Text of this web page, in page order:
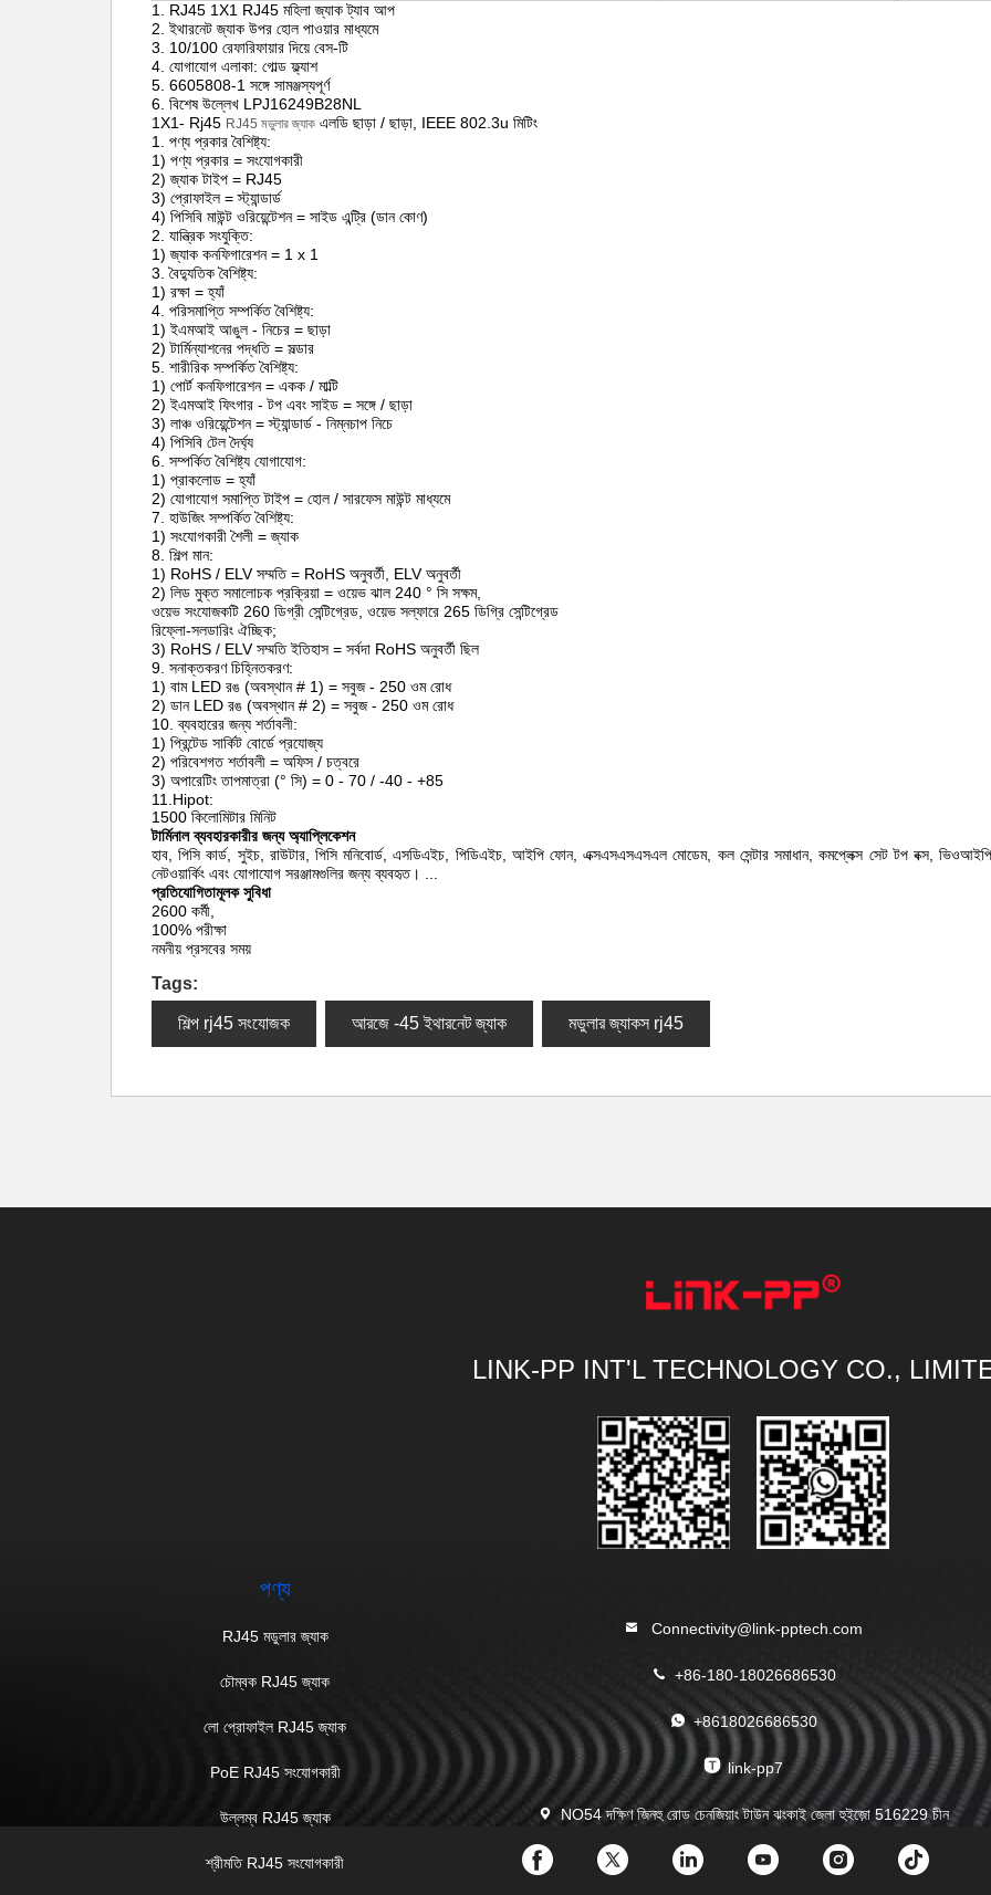
1. RJ45 1X1 RJ45 মহিলা জ্যাক ট্যাব আপ
2. ইথারনেট জ্যাক উপর হোল পাওয়ার মাধ্যমে
3. 10/100 রেফারিফায়ার দিয়ে বেস-টি
4. যোগাযোগ এলাকা: গোল্ড ফ্ল্যাশ
5. 6605808-1 সঙ্গে সামঞ্জস্যপূর্ণ
6. বিশেষ উল্লেখ LPJ16249B28NL
1X1- Rj45 RJ45 মডুলার জ্যাক এলডি ছাড়া / ছাড়া, IEEE 802.3u মিটিং
1. পণ্য প্রকার বৈশিষ্ট্য:
1) পণ্য প্রকার = সংযোগকারী
2) জ্যাক টাইপ = RJ45
3) প্রোফাইল = স্ট্যান্ডার্ড
4) পিসিবি মাউন্ট ওরিয়েন্টেশন = সাইড এন্ট্রি (ডান কোণ)
2. যান্ত্রিক সংযুক্তি:
1) জ্যাক কনফিগারেশন = 1 x 1
3. বৈদ্যুতিক বৈশিষ্ট্য:
1) রক্ষা = হ্যাঁ
4. পরিসমাপ্তি সম্পর্কিত বৈশিষ্ট্য:
1) ইএমআই আঙুল - নিচের = ছাড়া
2) টার্মিন্যাশনের পদ্ধতি = সল্ডার
5. শারীরিক সম্পর্কিত বৈশিষ্ট্য:
1) পোর্ট কনফিগারেশন = একক / মাল্টি
2) ইএমআই ফিংগার - টপ এবং সাইড = সঙ্গে / ছাড়া
3) লাঞ্চ ওরিয়েন্টেশন = স্ট্যান্ডার্ড - নিম্নচাপ নিচে
4) পিসিবি টেল দৈর্ঘ্য
6. সম্পর্কিত বৈশিষ্ট্য যোগাযোগ:
1) প্রাকলোড = হ্যাঁ
2) যোগাযোগ সমাপ্তি টাইপ = হোল / সারফেস মাউন্ট মাধ্যমে
7. হাউজিং সম্পর্কিত বৈশিষ্ট্য:
1) সংযোগকারী শৈলী = জ্যাক
8. শিল্প মান:
1) RoHS / ELV সম্মতি = RoHS অনুবর্তী, ELV অনুবর্তী
2) লিড মুক্ত সমালোচক প্রক্রিয়া = ওয়েভ ঝাল 240 ° সি সক্ষম,
ওয়েভ সংযোজকটি 260 ডিগ্রী সেন্টিগ্রেড, ওয়েভ সল্ফারে 265 ডিগ্রি সেন্টিগ্রেড
রিফ্লো-সলডারিং ঐচ্ছিক;
3) RoHS / ELV সম্মতি ইতিহাস = সর্বদা RoHS অনুবর্তী ছিল
9. সনাক্তকরণ চিহ্নিতকরণ:
1) বাম LED রঙ (অবস্থান # 1) = সবুজ - 250 ওম রোধ
2) ডান LED রঙ (অবস্থান # 2) = সবুজ - 250 ওম রোধ
10. ব্যবহারের জন্য শর্তাবলী:
1) প্রিন্টেড সার্কিট বোর্ডে প্রযোজ্য
2) পরিবেশগত শর্তাবলী = অফিস / চত্বরে
3) অপারেটিং তাপমাত্রা (° সি) = 0 - 70 / -40 - +85
11.Hipot:
1500 কিলোমিটার মিনিট
টার্মিনাল ব্যবহারকারীর জন্য অ্যাপ্লিকেশন
হাব, পিসি কার্ড, সুইচ, রাউটার, পিসি মনিবোর্ড, এসডিএইচ, পিডিএইচ, আইপি ফোন, এক্সএসএসএসএল মোডেম, কল সেন্টার সমাধান, কমপ্লেক্স সেট টপ বক্স,
নেটওয়ার্কিং এবং যোগাযোগ সরঞ্জামগুলির জন্য ব্যবহৃত।
প্রতিযোগিতামূলক সুবিধা
2600 কর্মী,
100% পরীক্ষা
নমনীয় প্রসবের সময়
Tags:
শিল্প rj45 সংযোজক আরজে -45 ইথারনেট জ্যাক মডুলার জ্যাকস rj45
LINK-PP INT'L TECHNOLOGY CO.,
পণ্য
RJ45 মডুলার জ্যাক
চৌম্বক RJ45 জ্যাক
লো প্রোফাইল RJ45 জ্যাক
PoE RJ45 সংযোগকারী
উল্লম্ব RJ45 জ্যাক
শ্রীমতি RJ45 সংযোগকারী
Connectivity@link-pptech.com
+86-180-18026686530
+8618026686530
link-pp7
NO54 দক্ষিণ জিনহু রোড চেনজিয়াং টাউন ঝংকাই জেলা হুইজ়ো 516229 চীন